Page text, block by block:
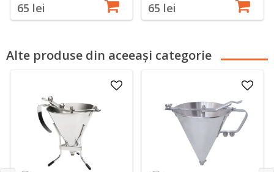
65 lei 65 lei
Alte produse din aceeași categorie